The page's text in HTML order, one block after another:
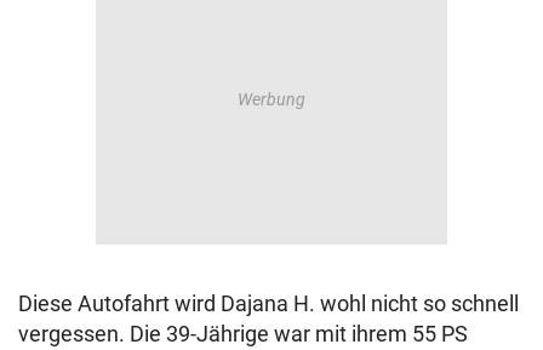
Diese Autofahrt wird Dajana H. wohl nicht so schnell
vergessen. Die 39-Jährige war mit ihrem 55 PS